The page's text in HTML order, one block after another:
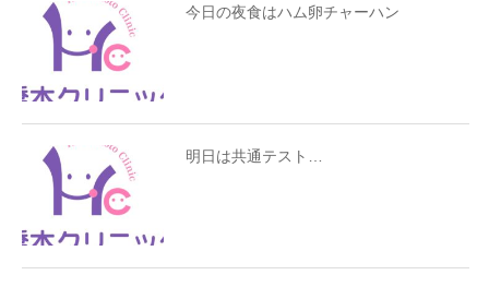
今日の夜食はハム卵チャーハン
明日は共通テスト…